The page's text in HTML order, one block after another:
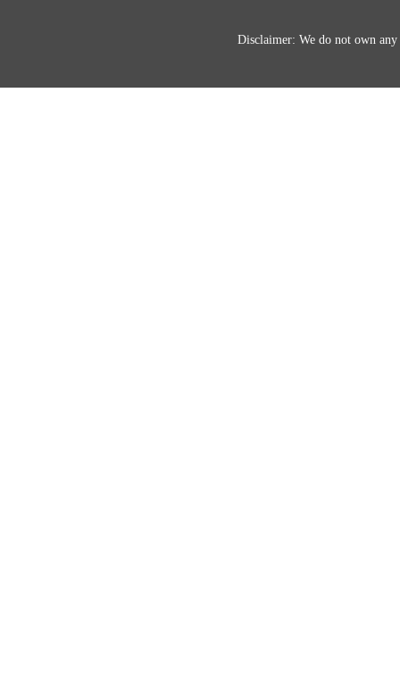
Disclaimer: We do not own